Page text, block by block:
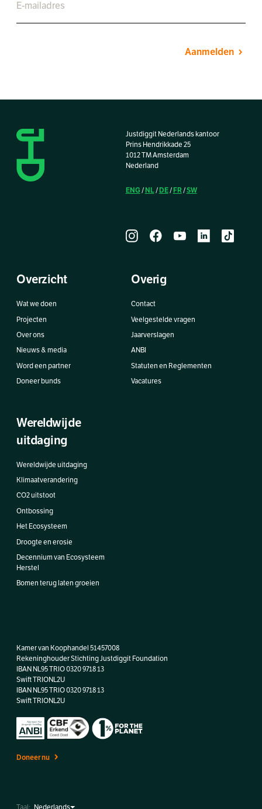
Aanmelden
Justdiggit Nederlands kantoor
Prins Hendrikkade 25
1012 TM Amsterdam
Nederland
ENG / NL/ DE/ FR/SW
Overzicht
Wat we doen
Projecten
Over ons
Nieuws & media
Word een partner
Doneer bunds
Overig
Contact
Veelgestelde vragen
Jaarverslagen
ANBI
Statuten en Reglementen
Vacatures
Wereldwijde
uitdaging
Wereldwijde uitdaging
Klimaatverandering
CO2 uitstoot
Ontbossing
Het Ecosysteem
Droogte en erosie
Decennium van Ecosysteem
Herstel
Bomen terug laten groeien
Kamer van Koophandel 51457008
Rekeninghouder Stichting Justdiggit Foundation
IBAN NL95 TRIO 0320 9718 13
Swift TRIONL2U
IBAN NL95 TRIO 0320 9718 13
Swift TRIONL2U
Doneer nu
Taal: